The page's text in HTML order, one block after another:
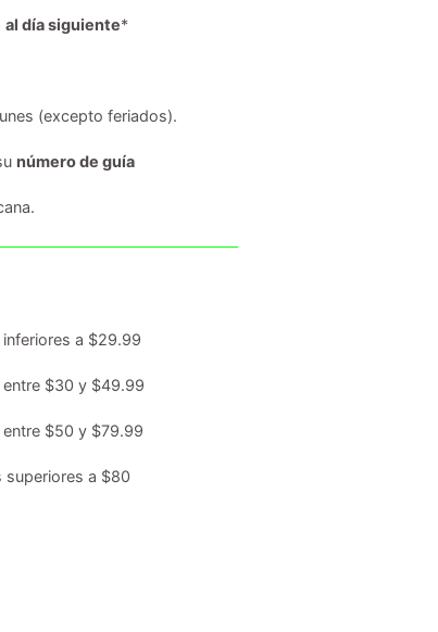
al día siguiente*
(excepto feriados).
número de guía
a $29.99
$30 y $49.99
$50 y $79.99
a $80